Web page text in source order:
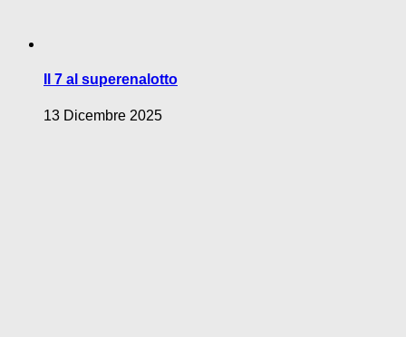
Il 7 al superenalotto
13 Dicembre 2025